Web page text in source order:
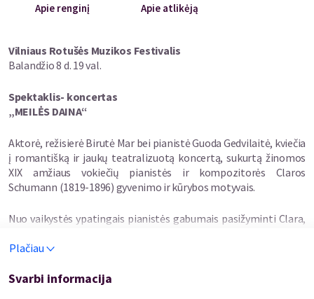
Apie renginį Apie atlikėją
Vilniaus Rotušės Muzikos Festivalis
Balandžio 8 d. 19 val.
Spektaklis- koncertas
„MEILĖS DAINA“
Aktorė, režisierė Birutė Mar bei pianistė Guoda Gedvilaitė, kviečia
į romantišką ir jaukų teatralizuotą koncertą, sukurtą žinomos
XIX amžiaus vokiečių pianistės ir kompozitorės Claros
Schumann (1819-1896) gyvenimo ir kūrybos motyvais.
Nuo vaikystės ypatingais pianistės gabumais pasižyminti Clara,
keturiolikos jau koncertuoja Vokietijoje, Austrijoje, Prancūzijoje,
koncertuojančių pianisčių. Netrukus ji įsimyli ir išteka už
Plačiau
Svarbi informacija